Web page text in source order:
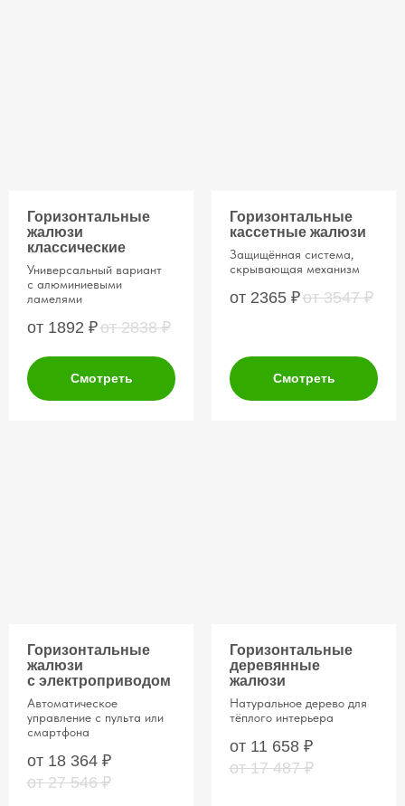
Горизонтальные
жалюзи
классические
Универсальный вариант
с алюминиевыми
ламелями
от 1892 ₽от 2838 ₽
Смотреть
Горизонтальные
кассетные жалюзи
Защищённая система,
скрывающая механизм
от 2365 ₽от 3547 ₽
Смотреть
Горизонтальные
жалюзи
с электроприводом
Автоматическое
управление с пульта или
смартфона
от 18 364 ₽
от 27 546 ₽
Горизонтальные
деревянные
жалюзи
Натуральное дерево для
тёплого интерьера
от 11 658 ₽
от 17 487 ₽